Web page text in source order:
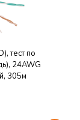
тест по
24AWG
305м